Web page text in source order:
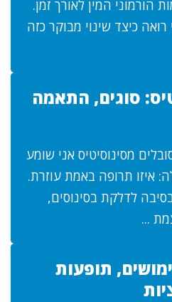
הורמוני המין לאורך זמן.
כיצד שינוי מבוקר כזה
סוגים, התאמה
מסינוסיטיס אני שומע
איזו תרופה באמת עוזרת.
לדלקת בסינוסים,
...
תופעות